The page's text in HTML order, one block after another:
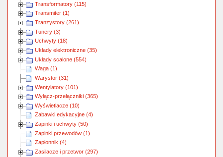
Transformatory (115)
Transmiter (1)
Tranzystory (261)
Tunery (3)
Uchwyty (18)
Układy elektroniczne (35)
Układy scalone (554)
Waga (1)
Warystor (31)
Wentylatory (101)
Wyłącz-przełączniki (365)
Wyświetlacze (10)
Zabawki edykacyjne (4)
Zapinki i uchwyty (50)
Zapinki przewodów (1)
Zapłonnik (4)
Zasilacze i przetwor (297)